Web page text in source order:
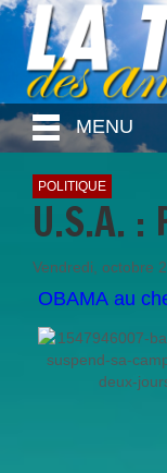
MENU
POLITIQUE
U.S.A. :
Vendredi, octobre
OBAMA au